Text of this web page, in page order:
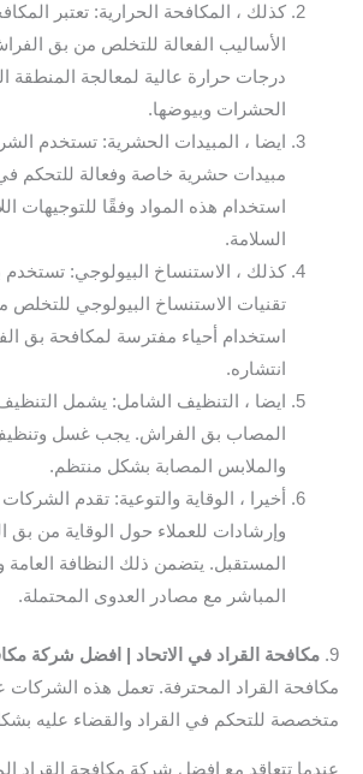
كذلك ، المكافحة الحرارية: تعتبر
الأساليب الفعالة للتخلص من بق
درجات حرارة عالية لمعالجة المنطقة
الحشرات وبيوضها.
ايضا ، المبيدات الحشرية: تستخدم
مبيدات حشرية خاصة وفعالة للتحكم
استخدام هذه المواد وفقًا للتوجيهات
السلامة.
كذلك ، الاستنساخ البيولوجي:
تقنيات الاستنساخ البيولوجي للتخلص
استخدام أحياء مفترسة لمكافحة بق
انتشاره.
ايضا ، التنظيف الشامل: يشمل
المصاب بق الفراش. يجب غسل
والملابس المصابة بشكل منتظم.
أخيرا ، الوقاية والتوعية: تقدم
وإرشادات للعملاء حول الوقاية من
المستقبل. يتضمن ذلك النظافة العامة
المباشر مع مصادر العدوى المحتملة.
9. مكافحة القراد في الاتحاد | افضل شركة
مكافحة القراد المحترفة. تعمل هذه
متخصصة للتحكم في القراد والقضاء عليه
عندما تتعاقد مع افضل شركة مكافحة القراد